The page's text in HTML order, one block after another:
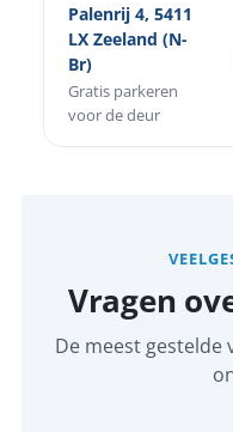
Palenrij 4, 5411
LX Zeeland (N-
Br)
Gratis parkeren
voor de deur
Vragen
De meest gestelde